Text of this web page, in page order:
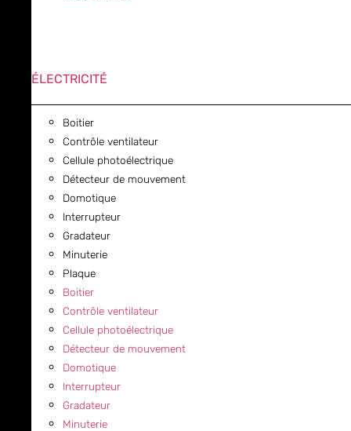
ÉLECTRICITÉ
Boitier
Contrôle ventilateur
Cellule photoélectrique
Détecteur de mouvement
Domotique
Interrupteur
Gradateur
Minuterie
Plaque
Boitier
Contrôle ventilateur
Cellule photoélectrique
Détecteur de mouvement
Domotique
Interrupteur
Gradateur
Minuterie